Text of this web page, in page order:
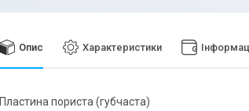
Опис Характеристики
Пластина пориста (губчаста)